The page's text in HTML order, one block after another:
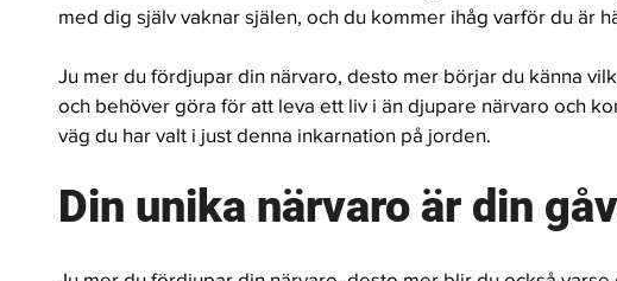
med dig själv vaknar själen, och du kommer ihåg varför du är
Ju mer du fördjupar din närvaro, desto mer börjar du känna
och behöver göra för att leva ett liv i än djupare närvaro och
väg du har valt i just denna inkarnation på jorden.
Din unika närvaro är din